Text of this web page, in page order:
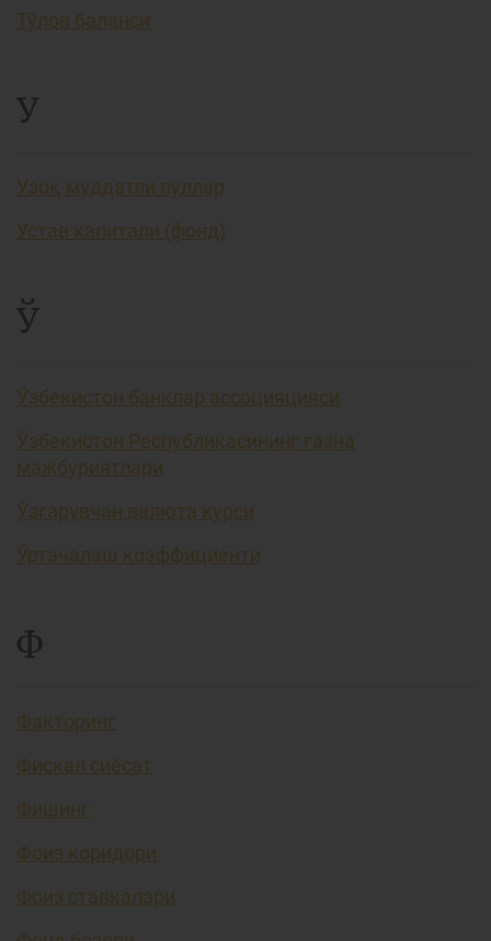
Тўлов баланси
У
Узоқ муддатли пуллар
Устав капитали (фонд)
Ў
Ўзбекистон банклар ассоцияцияси
Ўзбекистон Республикасининг ғазна
мажбуриятлари
Ўзгарувчан валюта курси
Ўртачалаш коэффициенти
Ф
Факторинг
Фискал сиёсат
Фишинг
Фоиз коридори
Фоиз ставкалари